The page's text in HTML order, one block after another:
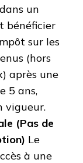
un
bénéficier
sur les
(hors
après une
5 ans,
vigueur.
(Pas de
Le
à une